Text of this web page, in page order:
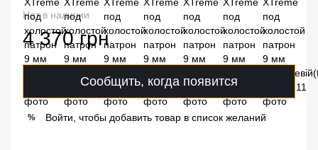
Нет в наличии
4 370 грн
Сообщить, когда появится
% Войти, чтобы добавить товар в список желаний